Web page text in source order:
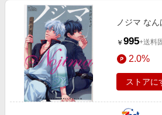
ファッション・インナー・小物
食品・スイーツ・お酒
日用品・キッチン用品
コスメ・健康・医薬品
キッズ・ベビー用品
リーベイツ注目ストア
初回購入者限定特典
対象ストア新規限定特典
新着ストアのご紹介
電子書籍特集
ヘルプ
友達紹介
楽天IDでログイン/会員登録
ノジマ な
￥ 995+送料
2.0%
ストアに